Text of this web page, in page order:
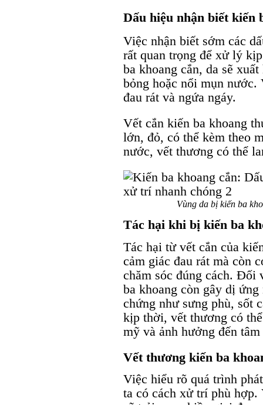
Dấu hiệu nhận biết kiến
Việc nhận biết sớm các
rất quan trọng để xử lý
ba khoang cắn, da sẽ
bỏng hoặc nổi mụn
đau rát và ngứa ngáy.
Vết cắn kiến ba khoang
lớn, đỏ, có thể kèm theo
nước, vết thương có thể
Vùng da bị kiến ba
Tác hại khi bị kiến ba
Tác hại từ vết cắn của
cảm giác đau rát mà còn
chăm sóc đúng cách. Đối
ba khoang còn gây dị
chứng như sưng phù, sốt
kịp thời, vết thương có
mỹ và ảnh hưởng đến
Vết thương kiến ba
Việc hiểu rõ quá trình
ta có cách xử trí phù hợp.